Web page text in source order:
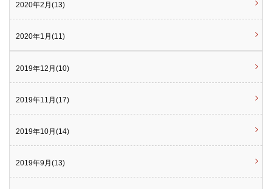
2020年2月(13)
2020年1月(11)
2019年12月(10)
2019年11月(17)
2019年10月(14)
2019年9月(13)